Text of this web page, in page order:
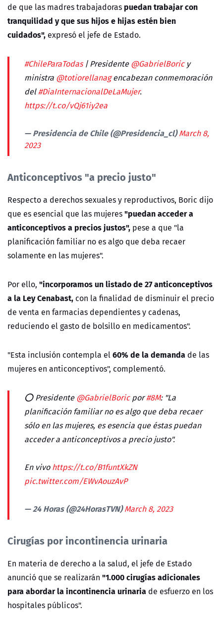
de que las madres trabajadoras puedan trabajar con
tranquilidad y que sus hijos e hijas estén bien
cuidados", expresó el jefe de Estado.
#ChileParaTodas| Presidente@GabrielBoricy
ministra @totiorellanagencabezan conmemoración
del#DiaInternacionalDeLaMujer.
https://t.co/vQj61iy2ea
— Presidencia de Chile (@Presidencia_cl)March 8,
2023
Anticonceptivos "a precio justo"
Respecto a derechos sexuales y reproductivos, Boric dijo
que es esencial que las mujeres"puedan acceder a
anticonceptivos a precios justos", pese a que "la
planificación familiar no es algo que deba recaer
solamente en las mujeres".
Por ello, "incorporamos un listado de 27 anticonceptivos
a la Ley Cenabast, con la finalidad de disminuir el precio
de venta en farmacias dependientes y cadenas,
reduciendo el gasto de bolsillo en medicamentos".
"Esta inclusión contempla el60% de la demanda de las
mujeres en anticonceptivos", complementó.
⭕ Presidente@GabrielBoricpor#8M: "La
planificación familiar no es algo que deba recaer
sólo en las mujeres, es esencia que éstas puedan
acceder a anticonceptivos a precio justo".
En vivohttps://t.co/B1funtXkZN
pic.twitter.com/EWvAouzAvP
— 24 Horas (@24HorasTVN)March 8, 2023
Cirugías por incontinencia urinaria
En materia de derecho a la salud, el jefe de Estado
anunció que se realizarán "1.000 cirugías adicionales
para abordar la incontinencia urinaria de esfuerzo en los
hospitales públicos".